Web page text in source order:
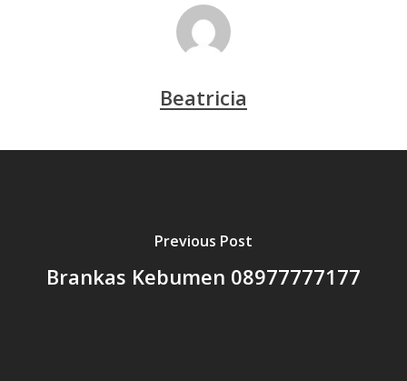
Beatricia
Previous Post
Brankas Kebumen 08977777177